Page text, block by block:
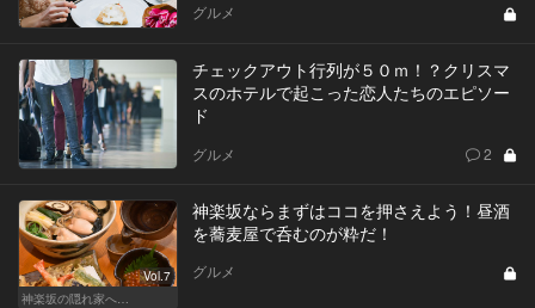
グルメ
チェックアウト行列が５０ｍ！？クリスマ
スのホテルで起こった恋人たちのエピソー
ド
グルメ 2
Vol.7
神楽坂の隠れ家へ…
神楽坂ならまずはココを押さえよう！昼酒
を蕎麦屋で呑むのが粋だ！
グルメ